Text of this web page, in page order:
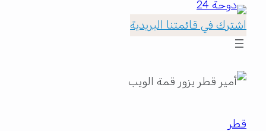
اشترك في قائمتنا البريدية
قطر